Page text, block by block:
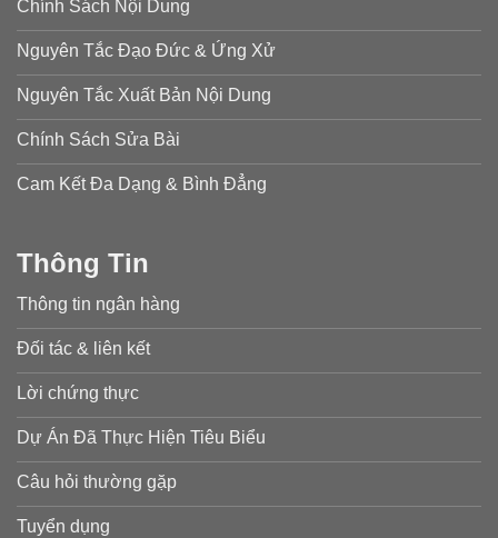
Chính Sách Nội Dung
Nguyên Tắc Đạo Đức & Ứng Xử
Nguyên Tắc Xuất Bản Nội Dung
Chính Sách Sửa Bài
Cam Kết Đa Dạng & Bình Đẳng
Thông Tin
Thông tin ngân hàng
Đối tác & liên kết
Lời chứng thực
Dự Án Đã Thực Hiện Tiêu Biểu
Câu hỏi thường gặp
Tuyển dụng